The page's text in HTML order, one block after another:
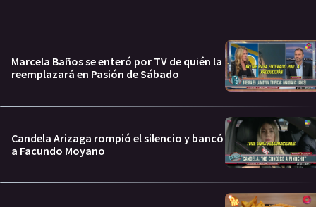
Marcela Baños se enteró por TV de quién la
reemplazará en Pasión de Sábado
Candela Arizaga rompió el silencio y bancó
a Facundo Moyano